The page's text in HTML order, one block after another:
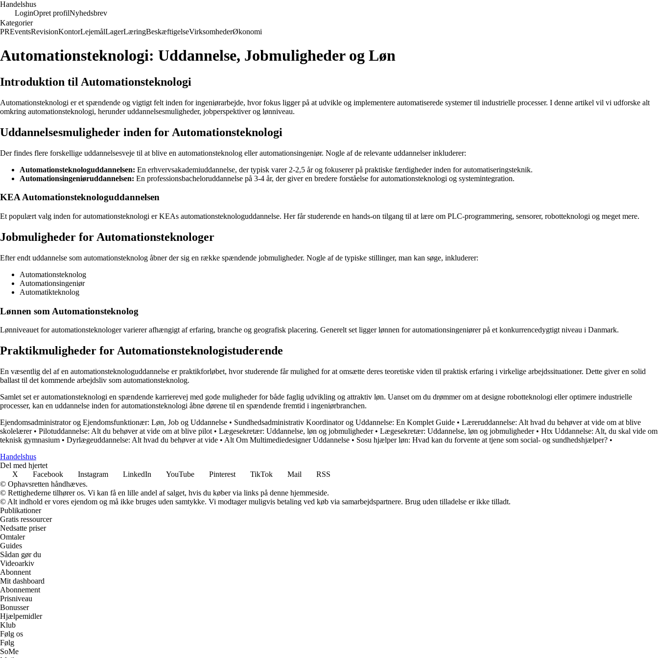
Handelshus
LoginOpret profilNyhedsbrev
Kategorier
PREventsRevisionKontorLejemålLagerLæringBeskæftigelseVirksomhederØkonomi
Automationsteknologi: Uddannelse, Jobmuligheder og Løn
Introduktion til Automationsteknologi
Automationsteknologi er et spændende og vigtigt felt inden for ingeniørarbejde, hvor fokus ligger på at udvikle og implementere automatiserede systemer til industrielle processer. I denne artikel vil vi udforske alt
omkring automationsteknologi, herunder uddannelsesmuligheder, jobperspektiver og lønniveau.
Uddannelsesmuligheder inden for Automationsteknologi
Der findes flere forskellige uddannelsesveje til at blive en automationsteknolog eller automationsingeniør. Nogle af de relevante uddannelser inkluderer:
Automationsteknologuddannelsen: En erhvervsakademiuddannelse, der typisk varer 2-2,5 år og fokuserer på praktiske færdigheder inden for automatiseringsteknik.
Automationsingeniøruddannelsen: En professionsbacheloruddannelse på 3-4 år, der giver en bredere forståelse for automationsteknologi og systemintegration.
KEA Automationsteknologuddannelsen
Et populært valg inden for automationsteknologi er KEAs automationsteknologuddannelse. Her får studerende en hands-on tilgang til at lære om PLC-programmering, sensorer, robotteknologi og meget mere.
Jobmuligheder for Automationsteknologer
Efter endt uddannelse som automationsteknolog åbner der sig en række spændende jobmuligheder. Nogle af de typiske stillinger, man kan søge, inkluderer:
Automationsteknolog
Automationsingeniør
Automatikteknolog
Lønnen som Automationsteknolog
Lønniveauet for automationsteknologer varierer afhængigt af erfaring, branche og geografisk placering. Generelt set ligger lønnen for automationsingeniører på et konkurrencedygtigt niveau i Danmark.
Praktikmuligheder for Automationsteknologistuderende
En væsentlig del af en automationsteknologuddannelse er praktikforløbet, hvor studerende får mulighed for at omsætte deres teoretiske viden til praktisk erfaring i virkelige arbejdssituationer. Dette giver en solid
ballast til det kommende arbejdsliv som automationsteknolog.
Samlet set er automationsteknologi en spændende karrierevej med gode muligheder for både faglig udvikling og attraktiv løn. Uanset om du drømmer om at designe robotteknologi eller optimere industrielle
processer, kan en uddannelse inden for automationsteknologi åbne dørene til en spændende fremtid i ingeniørbranchen.
Ejendomsadministrator og Ejendomsfunktionær: Løn, Job og Uddannelse • Sundhedsadministrativ Koordinator og Uddannelse: En Komplet Guide • Læreruddannelse: Alt hvad du behøver at vide om at blive
skolelærer• Pilotuddannelse: Alt du behøver at vide om at blive pilot • Lægesekretær: Uddannelse, løn og jobmuligheder• Lægesekretær: Uddannelse, løn og jobmuligheder• Htx Uddannelse: Alt, du skal vide om
teknisk gymnasium • Dyrlægeuddannelse: Alt hvad du behøver at vide • Alt Om Multimediedesigner Uddannelse • Sosu hjælper løn: Hvad kan du forvente at tjene som social- og sundhedshjælper? •
Handelshus
Del med hjertet
X
Facebook Instagram LinkedIn YouTube Pinterest TikTok Mail
RSS
© Ophavsretten håndhæves.
© Rettighederne tilhører os. Vi kan få en lille andel af salget, hvis du køber via links på denne hjemmeside.
© Alt indhold er vores ejendom og må ikke bruges uden samtykke. Vi modtager muligvis betaling ved køb via samarbejdspartnere. Brug uden tilladelse er ikke tilladt.
Publikationer
Gratis ressourcer
Nedsatte priser
Omtaler
Guides
Sådan gør du
Videoarkiv
Abonnent
Mit dashboard
Abonnement
Prisniveau
Bonusser
Hjælpemidler
Klub
Følg os
Følg
SoMe